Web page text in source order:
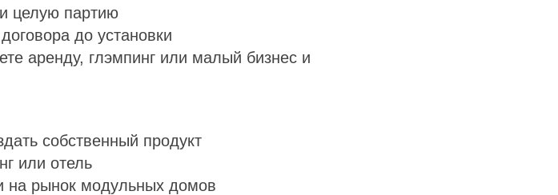
целую партию
до установки
аренду, глэмпинг или малый бизнес и
собственный продукт
или отель
рынок модульных домов